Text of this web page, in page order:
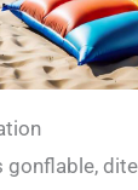
gonflable,